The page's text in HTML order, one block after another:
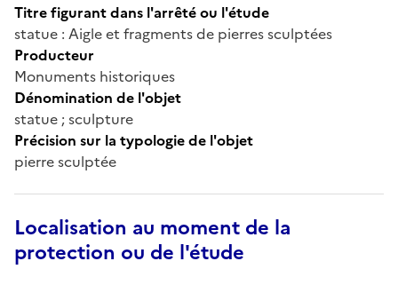
Titre figurant dans l'arrêté ou l'étude
statue : Aigle et fragments de pierres sculptées
Producteur
Monuments historiques
Dénomination de l'objet
statue ; sculpture
Précision sur la typologie de l'objet
pierre sculptée
Localisation au moment de la
protection ou de l'étude